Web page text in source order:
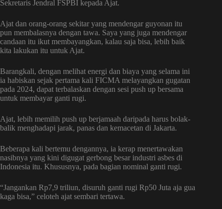
Sekretaris Jendral FSPBI kepada Ajat.
Ajat dan orang-orang sekitar yang mendengar guyonan itu
pun membalasnya dengan tawa. Saya yang juga mendengar
candaan itu ikut membayangkan, kalau saja bisa, lebih baik
kita lakukan itu untuk Ajat.
Barangkali, dengan melihat energi dan biaya yang selama ini
ia habiskan sejak pertama kali FICMA melayangkan gugatan
pada 2024, dapat terbalaskan dengan sesi push up bersama
untuk membayar ganti rugi.
Ajat, lebih memilih push up berjamaah daripada harus bolak-
balik menghadapi jarak, panas dan kemacetan di Jakarta.
Beberapa kali bertemu dengannya, ia kerap menertawakan
nasibnya yang kini digugat gerbong besar industri asbes di
Indonesia itu. Khususnya, pada bagian nominal ganti rugi.
“Jangankan Rp7,9 triliun, disuruh ganti rugi Rp50 Juta aja gua
kaga bisa,” celoteh ajat sembari tertawa.